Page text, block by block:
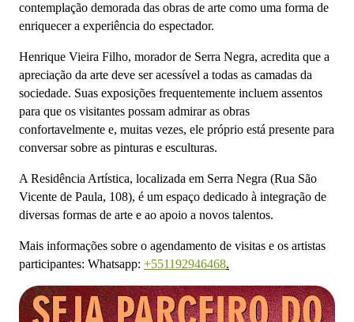
contemplação demorada das obras de arte como uma forma de
enriquecer a experiência do espectador.
Henrique Vieira Filho, morador de Serra Negra, acredita que a
apreciação da arte deve ser acessível a todas as camadas da
sociedade. Suas exposições frequentemente incluem assentos
para que os visitantes possam admirar as obras
confortavelmente e, muitas vezes, ele próprio está presente para
conversar sobre as pinturas e esculturas.
A Residência Artística, localizada em Serra Negra (Rua São
Vicente de Paula, 108), é um espaço dedicado à integração de
diversas formas de arte e ao apoio a novos talentos.
Mais informações sobre o agendamento de visitas e os artistas
participantes: Whatsapp: +551192946468.